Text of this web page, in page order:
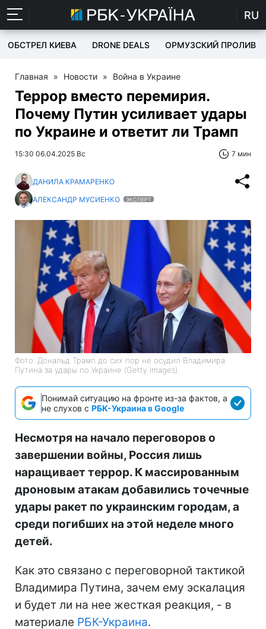
RU
ОБСТРЕЛ КИЕВА DRONE DEALS ОРМУЗСКИЙ ПРОЛИВ
Главная » Новости » Война в Украине
Террор вместо перемирия.
Почему Путин усиливает удары
по Украине и ответит ли Трамп
15:30 06.04.2025 Вс 7 мин
ДАНИЛА КРАМАРЕНКО
АЛЕКСАНДР МУСИЕНКО
ЭКСПЕРТ
Фото: Дональд Трамп до сих пор не осудил Владимира
Путина за удары по Украине (Getty Images)
Понимай ситуацию на фронте из-за фактов, а
не слухов с РБК-Украина в Google
Несмотря на начало переговоров о
завершении войны, Россия лишь
наращивает террор. К массированным
дроновым атакам добавились точечные
удары ракет по украинским городам, а
среди погибших на этой неделе много
детей.
Как это связано с переговорной тактикой
Владимира Путина, зачем ему эскалация
и будет ли на нее жесткая реакция, - в
материале РБК-Украина.